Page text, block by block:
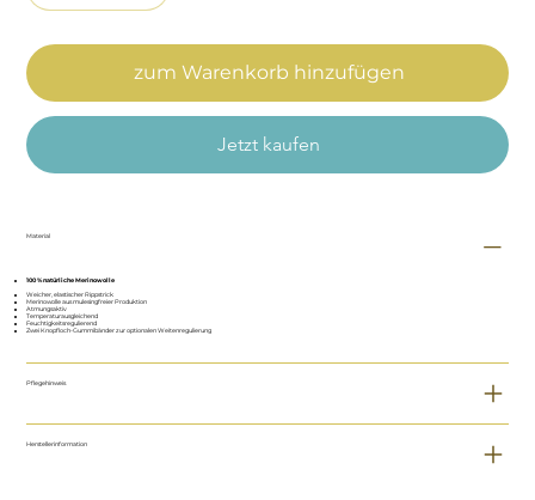
zum Warenkorb hinzufügen
Jetzt kaufen
Material
100 % natürliche Merinowolle
Weicher, elastischer Rippstrick
Merinowolle aus mulesingfreier Produktion
Atmungsaktiv
Temperaturausgleichend
Feuchtigkeitsregulierend
Zwei Knopfloch-Gummibänder zur optionalen Weitenregulierung
Pflegehinweis
Herstellerinformation